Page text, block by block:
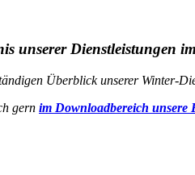
unserer Dienstleistungen
Überblick unserer Winter-
gern im Downloadbereich unsere